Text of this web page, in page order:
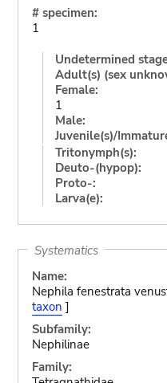
# specimen:
1
Undetermined
Adult(s) (sex
Female:
1
Male:
Juvenile(s)/
Tritonymph(s):
Deuto-(hypop):
Proto-:
Larva(e):
Systematics
Name:
Nephila fenestrata
taxon ]
Subfamily:
Nephilinae
Family: